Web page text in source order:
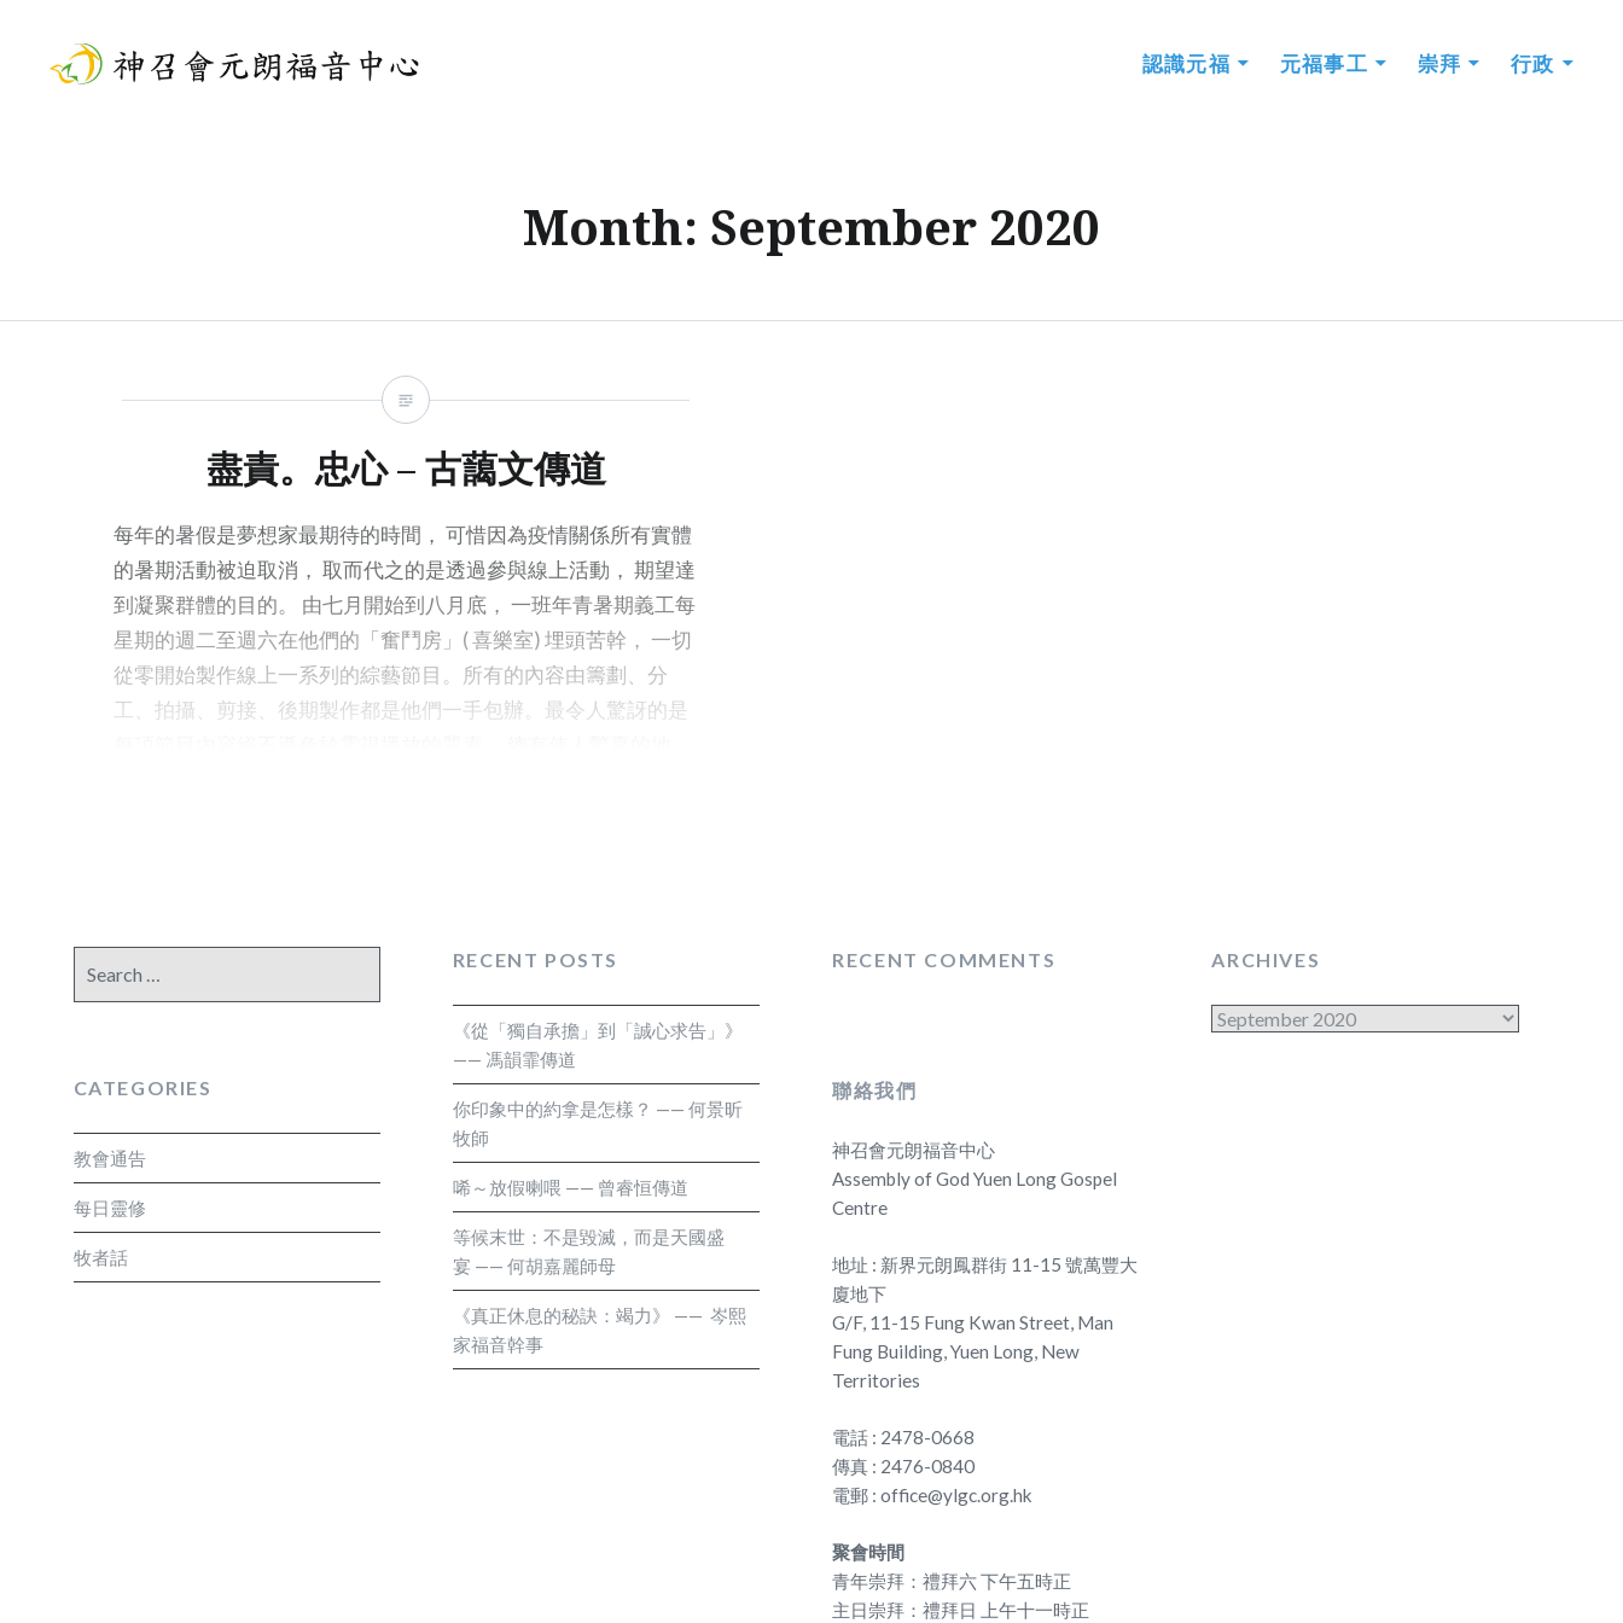
content
認識元福 元福事工 崇拜 行政
Month: September 2020
盡責。忠心 – 古藹文傳道
每年的暑假是夢想家最期待的時間， 可惜因為疫情關係所有實體
的暑期活動被迫取消， 取而代之的是透過參與線上活動， 期望達
到凝聚群體的目的。 由七月開始到八月底， 一班年青暑期義工每
星期的週二至週六在他們的「奮鬥房」( 喜樂室) 埋頭苦幹， 一切
從零開始製作線上一系列的綜藝節目。所有的內容由籌劃、分
工、拍攝、剪接、後期製作都是他們一手包辦。最令人驚訝的是
價值在那裡呢? 」再進一步地問: 「如果所做的服侍別人看不見，
得不到任何人的欣賞或回報， 你仍會盡責忠心地繼續服侍嗎? 」
義工們回答令人安慰， 他們認為能夠事奉自己的群體是意義的所
在， 就算別人未能了解背後付出幾多也不緊要， 因為有一班共同
奮鬥的弟兄姊妹彼此鼓勵， 只要完成他們所受的託付， 相信有主
記念。 這些節目能夠成功凝聚小組連結組員， 透過線上節目提供
的話題， 延伸線下繼續參與網組相聚分享。能夠在抗疫疲累沉悶
的氣氛中， 注入新鮮的元素刺激大家， 豐富小組內容。義工們付
出的努力， 最後得到小組的投入參與， 心感滿足。看見教會的年
青人能夠委身， 不怕辛苦亦不計較得失， 盡力做好所託付的工
作， 能夠在小事上忠心， 將來必能成就更大的託付。盼望夢想家
有更多的年青人起來加入事奉的團隊， 為自己的群體、為教會委
身服侍。 元福一直承傳委身事奉的文化， 我們敬愛的黎汝富牧師
for:
RECENT POSTS
《從「獨自承擔」到「誠心求告」》
—— 馮韻霏傳道
你印象中的約拿是怎樣？ —— 何景昕
牧師
唏～放假喇喂 —— 曾睿恒傳道
等候末世：不是毀滅，而是天國盛
宴 —— 何胡嘉麗師母
《真正休息的秘訣：竭力》 —— 岑熙
家福音幹事
RECENT COMMENTS ARCHIVES
Archives
CATEGORIES
教會通告
每日靈修
牧者話
聯絡我們
神召會元朗福音中心
Assembly of God Yuen Long Gospel
Centre
地址 : 新界元朗鳳群街 11-15 號萬豐大
廈地下
G/F, 11-15 Fung Kwan Street, Man
Fung Building, Yuen Long, New
Territories
電話 : 2478-0668
傳真 : 2476-0840
電郵 : office@ylgc.org.hk
聚會時間
青年崇拜：禮拜六 下午五時正
主日崇拜：禮拜日 上午十一時正